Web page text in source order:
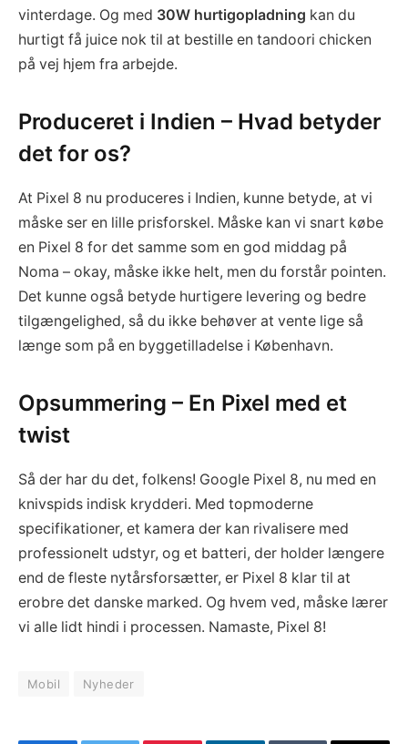
vinterdage. Og med 30W hurtigopladning kan du
hurtigt få juice nok til at bestille en tandoori chicken
på vej hjem fra arbejde.
Produceret i Indien – Hvad betyder
det for os?
At Pixel 8 nu produceres i Indien, kunne betyde, at vi
måske ser en lille prisforskel. Måske kan vi snart købe
en Pixel 8 for det samme som en god middag på
Noma – okay, måske ikke helt, men du forstår pointen.
Det kunne også betyde hurtigere levering og bedre
tilgængelighed, så du ikke behøver at vente lige så
længe som på en byggetilladelse i København.
Opsummering – En Pixel med et
twist
Så der har du det, folkens! Google Pixel 8, nu med en
knivspids indisk krydderi. Med topmoderne
specifikationer, et kamera der kan rivalisere med
professionelt udstyr, og et batteri, der holder længere
end de fleste nytårsforsætter, er Pixel 8 klar til at
erobre det danske marked. Og hvem ved, måske lærer
vi alle lidt hindi i processen. Namaste, Pixel 8!
Mobil Nyheder